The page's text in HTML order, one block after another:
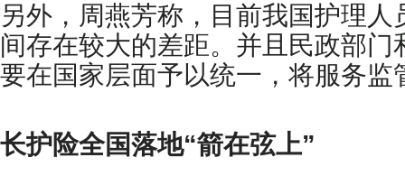
另外，周燕芳称，目前我国护理
间存在较大的差距。并且民政部
要在国家层面予以统一，将服务监
长护险全国落地“箭在弦上”